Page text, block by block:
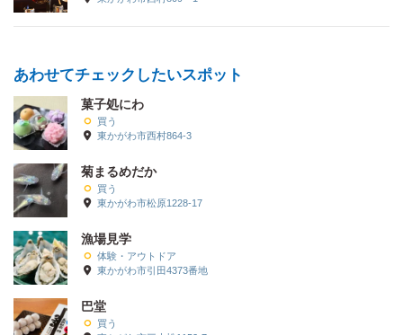
あわせてチェックしたいスポット
菓子処にわ
買う
東かがわ市西村864-3
菊まるめだか
買う
東かがわ市松原1228-17
漁場見学
体験・アウトドア
東かがわ市引田4373番地
巴堂
買う